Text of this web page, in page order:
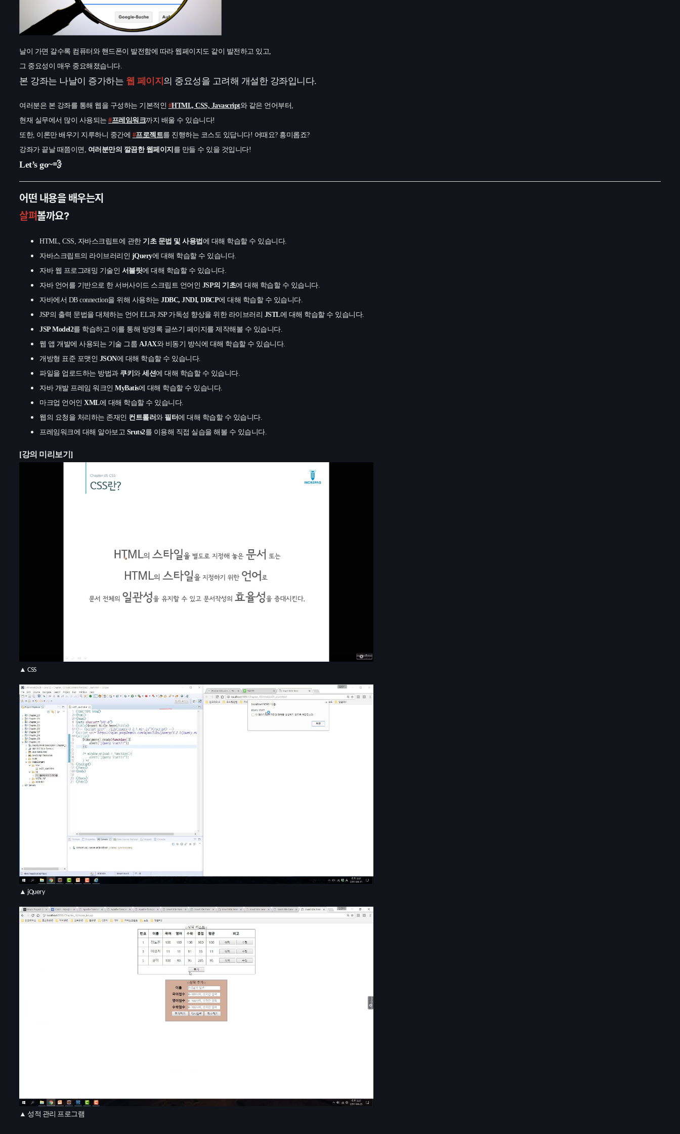
날이 가면 갈수록 컴퓨터와 핸드폰이 발전함에 따라 웹페이지도 같이 발전하고 있고,
그 중요성이 매우 중요해졌습니다.
본 강좌는 나날이 증가하는 웹 페이지 의 중요성을 고려해 개설한 강좌입니다.
여러분은 본 강좌를 통해 웹을 구성하는 기본적인 #HTML, CSS, Javascript와 같은 언어부터,
현재 실무에서 많이 사용되는 #프레임워크까지 배울 수 있습니다!
또한, 이론만 배우기 지루하니 중간에 #프로젝트를 진행하는 코스도 있답니다! 어때요? 흥미롭죠?
강좌가 끝날 때쯤이면, 여러분만의 깔끔한 웹페이지 를 만들 수 있을 것입니다!
Let’s go~💨
어떤 내용을 배우는지
살펴볼까요?
HTML, CSS, 자바스크립트에 관한기초 문법 및 사용법 에 대해 학습할 수 있습니다.
자바스크립트의 라이브러리인 jQuery에 대해 학습할 수 있습니다.
자바 웹 프로그래밍 기술인 서블릿에 대해 학습할 수 있습니다.
자바 언어를 기반으로 한 서버사이드 스크립트 언어인 JSP의 기초에 대해 학습할 수 있습니다.
자바에서 DB connection을 위해 사용하는JDBC, JNDI, DBCP에 대해 학습할 수 있습니다.
JSP의 출력 문법을 대체하는 언어 EL과 JSP 가독성 향상을 위한 라이브러리 JSTL에 대해 학습할 수 있습니다.
JSP Model2를 학습하고 이를 통해 방명록 글쓰기 페이지를 제작해볼 수 있습니다.
웹 앱 개발에 사용되는 기술 그룹 AJAX와 비동기 방식에 대해 학습할 수 있습니다.
개방형 표준 포맷인 JSON에 대해 학습할 수 있습니다.
파일을 업로드하는 방법과 쿠키와세션에 대해 학습할 수 있습니다.
자바 개발 프레임 워크인MyBatis에 대해 학습할 수 있습니다.
마크업 언어인 XML에 대해 학습할 수 있습니다.
웹의 요청을 처리하는 존재인 컨트롤러와 필터에 대해 학습할 수 있습니다.
프레임워크에 대해 알아보고 Sruts2를 이용해 직접 실습을 해볼 수 있습니다.
[강의 미리보기]
▲ CSS
▲ jQuery
▲ 성적 관리 프로그램